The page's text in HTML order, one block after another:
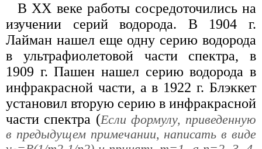
В XX веке работы сосредоточились на
изучении серий водорода. В 1904 г.
Лайман нашел еще одну серию водорода
в ультрафиолетовой части спектра, в
1909 г. Пашен нашел серию водорода в
инфракрасной части, а в 1922 г. Блэккет
установил вторую серию в инфракрасной
части спектра (Если формулу, приведенную
в предыдущем примечании, написать в виде